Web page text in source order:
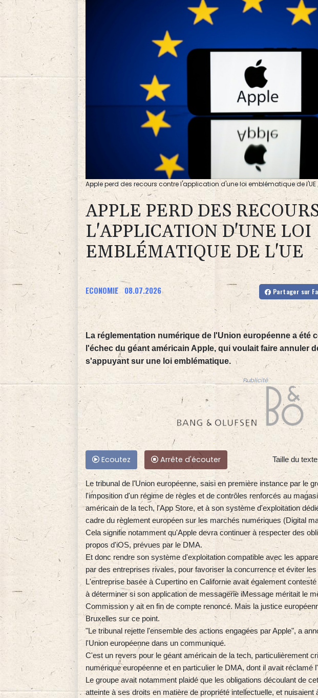
Apple perd des recours contre l'application d'une loi emblématique de l'UE /
APPLE PERD DES
L'APPLICATION D'UNE LOI
EMBLÉMATIQUE DE L'UE
ECONOMIE 08.07.2026 Partager sur
La réglementation numérique de l'Union européenne a été
l'échec du géant américain Apple, qui voulait faire annuler
s'appuyant sur une loi emblématique.
Publicité
Ecoutez Arrête d'écouter Taille du
Le tribunal de l'Union européenne, saisi en première instance par le
l'imposition d'un régime de règles et de contrôles renforcés au
américain de la tech, l'App Store, et à son système d'exploitation
cadre du règlement européen sur les marchés numériques (Digital
Cela signifie notamment qu'Apple devra continuer à respecter des
propos d'iOS, prévues par le DMA.
Et donc rendre son système d'exploitation compatible avec les
par des entreprises rivales, pour favoriser la concurrence et éviter
L'entreprise basée à Cupertino en Californie avait également
à déterminer si son application de messagerie iMessage méritait le
Commission y ait en fin de compte renoncé. Mais la justice
Bruxelles sur ce point.
"Le tribunal rejette l'ensemble des actions engagées par Apple", a
l'Union européenne dans un communiqué.
C'est un revers pour le géant américain de la tech, particulièrement
numérique européenne et en particulier le DMA, dont il avait réclamé
Le groupe avait notamment plaidé que les obligations découlant de
atteinte à ses droits en matière de propriété intellectuelle, et